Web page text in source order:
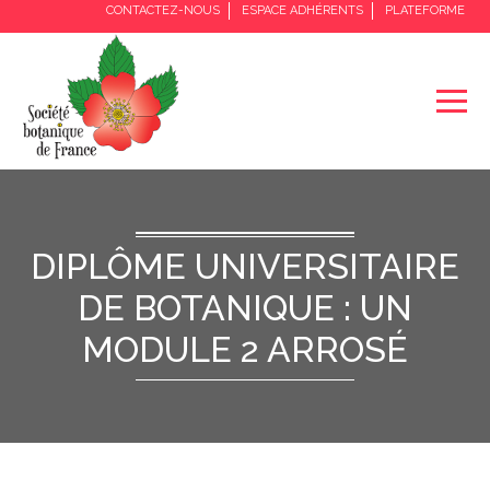
CONTACTEZ-NOUS ESPACE ADHÉRENTS PLATEFORME
DIPLÔME UNIVERSITAIRE
DE BOTANIQUE : UN
MODULE 2 ARROSÉ